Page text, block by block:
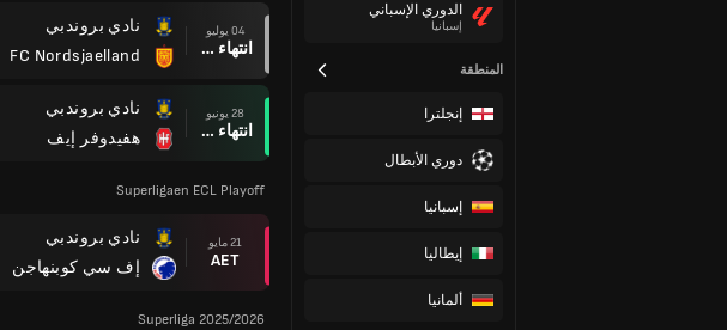
الدوري الإسباني
إسبانيا
المنطقة
إنجلترا
دوري الأبطال
إسبانيا
إيطاليا
ألمانيا
04 يوليو
انتهاء وقت المباراة
نادي بروندبي
FC Nordsjaelland
28 يونيو
انتهاء وقت المباراة
نادي بروندبي
هفيدوفر إيف
Superligaen ECL Playoff
21 مايو
AET
نادي بروندبي
إف سي كوبنهاجن
Superliga 2025/2026